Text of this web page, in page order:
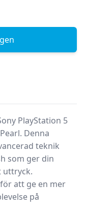
PlayStation 5
. Denna
teknik
som ger din
uttryck.
att ge en mer
på